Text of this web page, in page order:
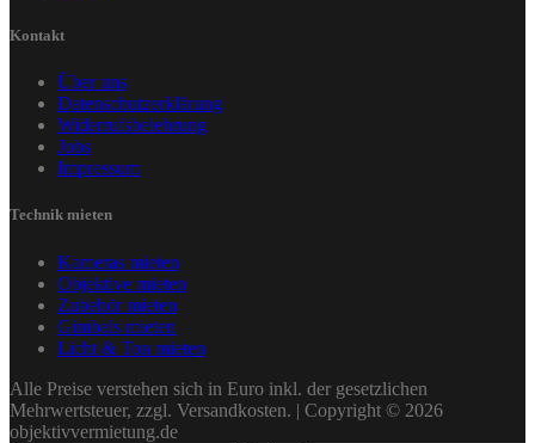
Kontakt
Über uns
Datenschutzerklärung
Widerrufsbelehrung
Jobs
Impressum
Technik mieten
Kameras mieten
Objektive mieten
Zubehör mieten
Gimbals mieten
Licht & Ton mieten
Alle Preise verstehen sich in Euro inkl. der gesetzlichen
Mehrwertsteuer, zzgl. Versandkosten. | Copyright © 2026
objektivvermietung.de